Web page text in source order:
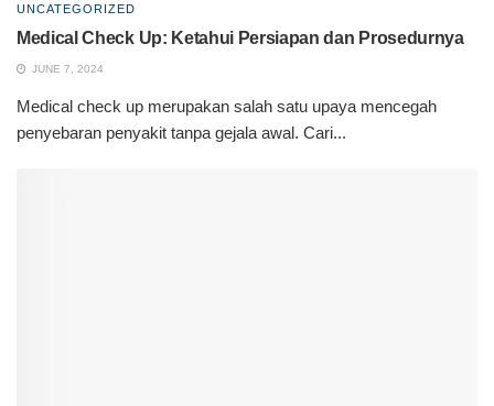
UNCATEGORIZED
Medical Check Up: Ketahui Persiapan dan Prosedurnya
JUNE 7, 2024
Medical check up merupakan salah satu upaya mencegah
penyebaran penyakit tanpa gejala awal. Cari...